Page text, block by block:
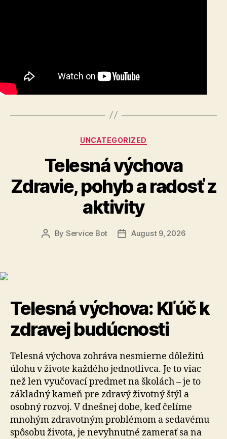
Categories
UNCATEGORIZED
Telesná výchova
Zdravie, pohyb a radosť z
aktivity
Post
By Service Bot
PostAugust 9, 2026
Telesná výchova: Kľúč k
zdravej budúcnosti
Telesná výchova zohráva nesmierne dôležitú
úlohu v živote každého jednotlivca. Je to viac
než len vyučovací predmet na školách – je to
základný kameň pre zdravý životný štýl a
osobný rozvoj. V dnešnej dobe, keď čelíme
mnohým zdravotným problémom a sedavému
spôsobu života, je nevyhnutné zamerať sa na